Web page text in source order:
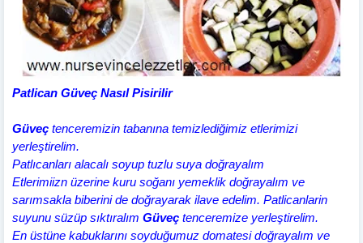
Patlican Güveç Nasıl Pisirilir
Güveç tenceremizin tabanına temizlediğimiz etlerimizi
yerleştirelim.
Patlıcanları alacalı soyup tuzlu suya doğrayalım
Etlerimiizn üzerine kuru soğanı yemeklik doğrayalım ve
sarımsakla biberini de doğrayarak ilave edelim. Patlicanlarin
suyunu süzüp sıktıralım Güveç tenceremize yerleştirelim.
En üstüne kabuklarını soyduğumuz domatesi doğrayalım ve